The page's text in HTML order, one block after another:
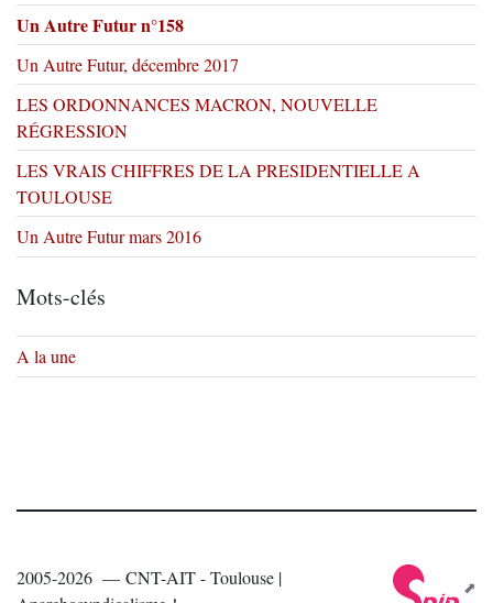
Un Autre Futur n°158
Un Autre Futur, décembre 2017
LES ORDONNANCES MACRON, NOUVELLE
RÉGRESSION
LES VRAIS CHIFFRES DE LA PRESIDENTIELLE A
TOULOUSE
Un Autre Futur mars 2016
Mots-clés
A la une
2005-2026 — CNT-AIT - Toulouse |